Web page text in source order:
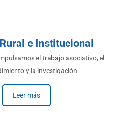
e Institucional
el trabajo asociativo, el
y la investigación
Leer más